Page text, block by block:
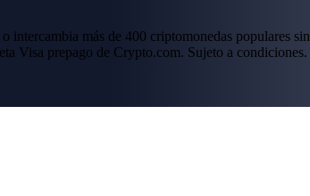
intercambia más de 400 criptomonedas populares
Visa prepago de Crypto.com. Sujeto a condiciones.